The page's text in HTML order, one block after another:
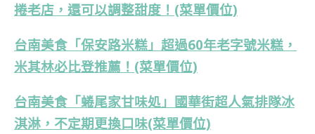
捲老店，還可以調整甜度！(菜單價位)
台南美食「保安路米糕」超過60年老字號米糕，
米其林必比登推薦！(菜單價位)
台南美食「蜷尾家甘味処」國華街超人氣排隊冰
淇淋，不定期更換口味(菜單價位)